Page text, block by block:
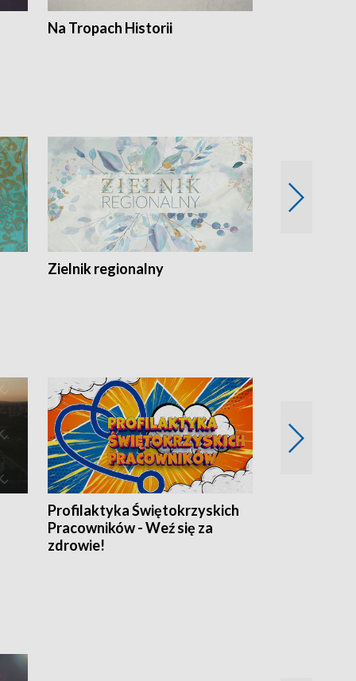
Na Tropach Historii
Zielnik regionalny
Profilaktyka Świętokrzyskich
Pracowników - Weź się za
zdrowie!